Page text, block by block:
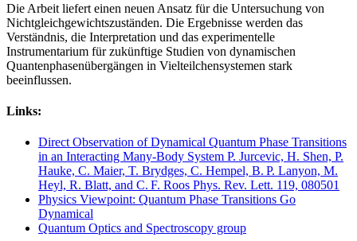
Die Arbeit liefert einen neuen Ansatz für die Untersuchung von
Nichtgleichgewichtszuständen. Die Ergebnisse werden das
Verständnis, die Interpretation und das experimentelle
Instrumentarium für zukünftige Studien von dynamischen
Quantenphasenübergängen in Vielteilchensystemen stark
beeinflussen.
Links:
Direct Observation of Dynamical Quantum Phase Transitions
in an Interacting Many-Body System P. Jurcevic, H. Shen, P.
Hauke, C. Maier, T. Brydges, C. Hempel, B. P. Lanyon, M.
Heyl, R. Blatt, and C. F. Roos Phys. Rev. Lett. 119, 080501
Physics Viewpoint: Quantum Phase Transitions Go
Dynamical
Quantum Optics and Spectroscopy group